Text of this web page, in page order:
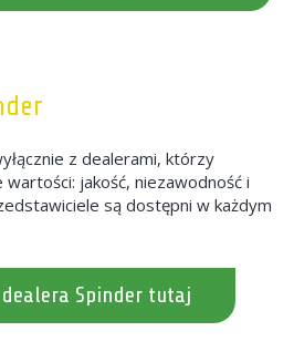
z dealerami, którzy
jakość, niezawodność i
są dostępni w każdym
Spinder tutaj